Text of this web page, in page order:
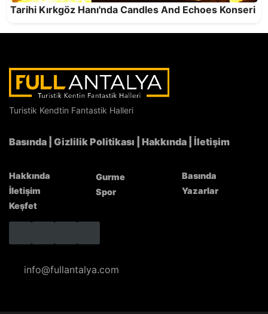
Antalya’nın Hizmet Kalitesi NATO Zirvesi’nde
Türkiye’yi Temsil Etti
Tarihi Kırkgöz Hanı'nda Candles And Echoes Konseri
Turistik Kendtin Fantastik Halleri
Basında Gizlilik Politikası Hakkında İletişim
Hakkında
İletişim
Keşfet
Gurme
Spor
Basında
Yazarlar
info@fullantalya.com